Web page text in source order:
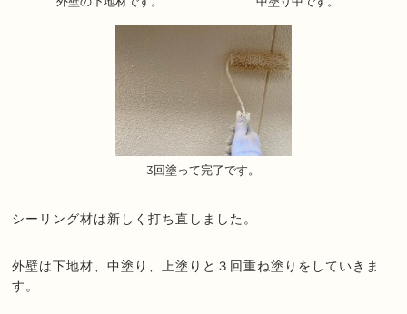
3回塗って完了です。
シーリング材は新しく打ち直しました。
外壁は下地材、中塗り、上塗りと３回重ね塗りをしていきま
す。